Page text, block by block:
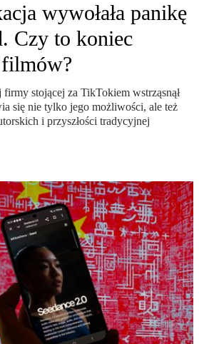
wywołała panikę
Czy to koniec
stojącej za TikTokiem wstrząsnął
się nie tylko jego możliwości, ale też
i przyszłości tradycyjnej